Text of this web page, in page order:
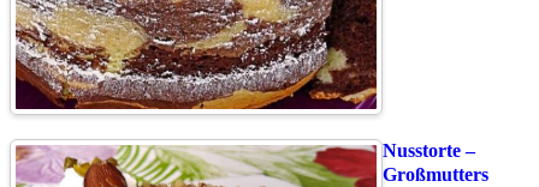
Nusstorte –
Großmutters